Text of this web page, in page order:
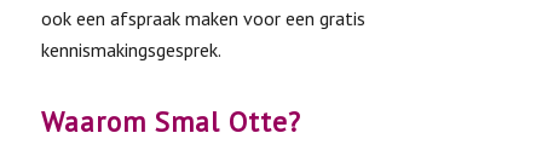
ook een afspraak maken voor een gratis
kennismakingsgesprek.
Waarom Smal Otte?